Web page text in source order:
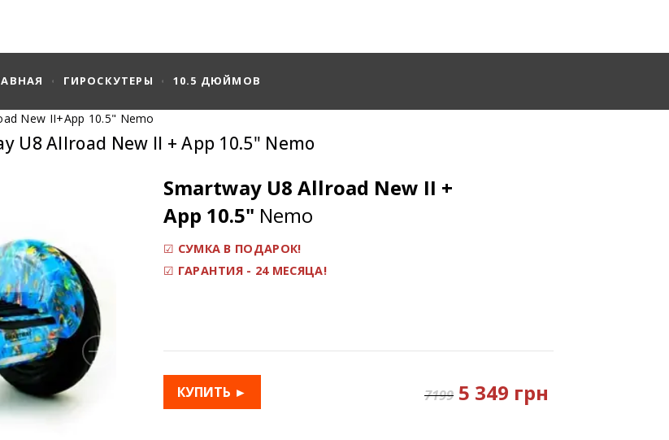
ГИРОСКУТЕРЫ 10.5 ДЮЙМОВ
New II+App 10.5" Nemo
U8 Allroad New II + App 10.5" Nemo
Smartway U8 Allroad New II +
App 10.5" Nemo
☑ СУМКА В ПОДАРОК!
☑ ГАРАНТИЯ - 24 МЕСЯЦА!
КУПИТЬ ► 7199 5 349 грн